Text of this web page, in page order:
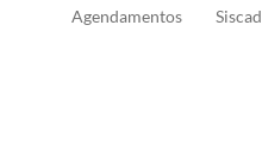
Agendamentos Siscad